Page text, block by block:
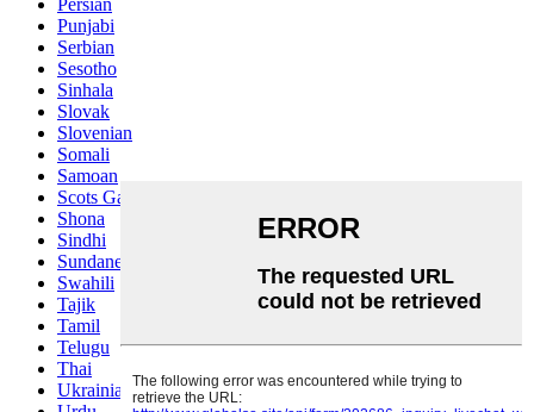
Persian
Punjabi
Serbian
Sesotho
Sinhala
Slovak
Slovenian
Somali
Samoan
Scots Gaelic
Shona
Sindhi
Sundanese
Swahili
Tajik
Tamil
Telugu
Thai
Ukrainian